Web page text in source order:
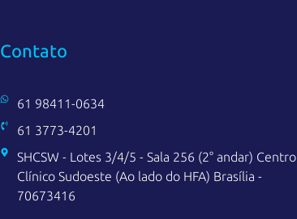
Contato
61 98411-0634
61 3773-4201
SHCSW - Lotes 3/4/5 - Sala 256 (2° andar) Centro
Clínico Sudoeste (Ao lado do HFA) Brasília -
70673416